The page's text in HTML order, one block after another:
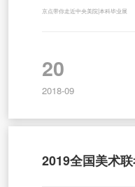
京点​带你走近中央美院|本科毕业展
20
2018-09
2019全国美术